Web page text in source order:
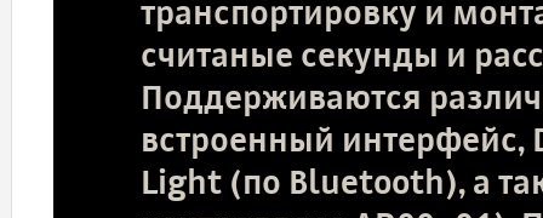
транспортировку и
считаные секунды и
Поддерживаются
встроенный интерфейс,
Light (по Bluetooth), а